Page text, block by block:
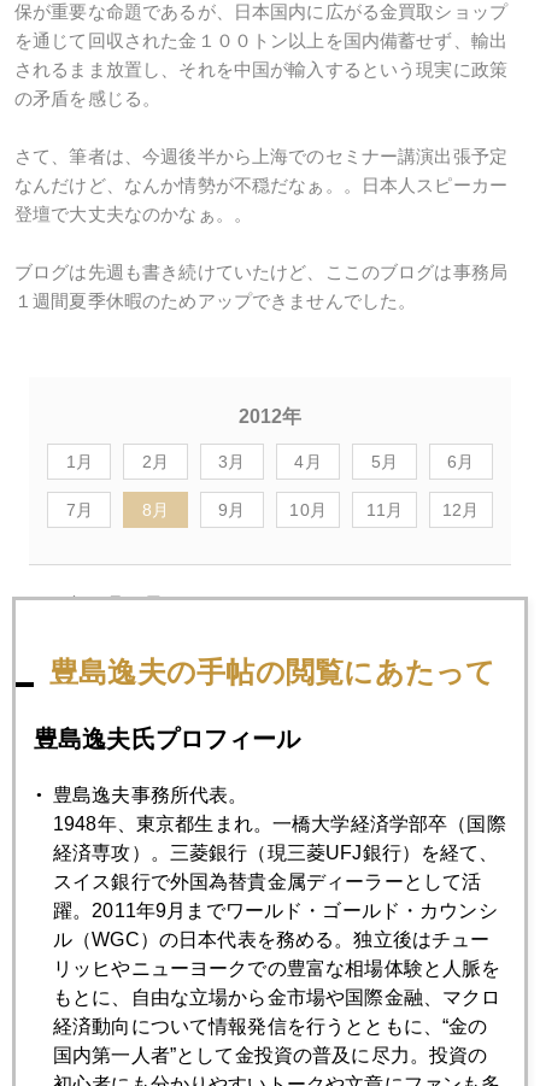
保が重要な命題であるが、日本国内に広がる金買取ショップ
を通じて回収された金１００トン以上を国内備蓄せず、輸出
されるまま放置し、それを中国が輸入するという現実に政策
の矛盾を感じる。
さて、筆者は、今週後半から上海でのセミナー講演出張予定
なんだけど、なんか情勢が不穏だなぁ。。日本人スピーカー
登壇で大丈夫なのかなぁ。。
ブログは先週も書き続けていたけど、ここのブログは事務局
１週間夏季休暇のためアップできませんでした。
2012年
1月 2月 3月 4月 5月 6月
7月 8月 9月 10月 11月 12月
2012年08月31日
金市場資金流入続いている証拠
2012年08月29日
米共和党、金本位制導入へ動く
2012年08月28日
日中領土問題のテール・リスク
2012年08月27日
現地で感じた領土問題
豊島逸夫の手帖の閲覧にあたって
豊島逸夫氏プロフィール
豊島逸夫事務所代表。
1948年、東京都生まれ。一橋大学経済学部卒（国際
経済専攻）。三菱銀行（現三菱UFJ銀行）を経て、
スイス銀行で外国為替貴金属ディーラーとして活
躍。2011年9月までワールド・ゴールド・カウンシ
ル（WGC）の日本代表を務める。独立後はチュー
リッヒやニューヨークでの豊富な相場体験と人脈を
もとに、自由な立場から金市場や国際金融、マクロ
経済動向について情報発信を行うとともに、“金の
国内第一人者”として金投資の普及に尽力。投資の